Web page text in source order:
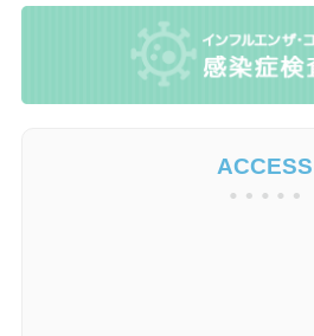
ACCESS